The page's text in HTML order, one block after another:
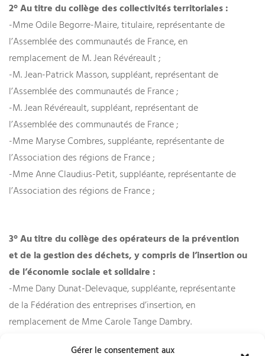
Gérer le consentement aux
2° Au titre du collège des collectivités territoriales :
-Mme Odile Begorre-Maire, titulaire, représentante de
l’Assemblée des communautés de France, en
remplacement de M. Jean Révéreault ;
-M. Jean-Patrick Masson, suppléant, représentant de
l’Assemblée des communautés de France ;
-M. Jean Révéreault, suppléant, représentant de
l’Assemblée des communautés de France ;
-Mme Maryse Combres, suppléante, représentante de
l’Association des régions de France ;
-Mme Anne Claudius-Petit, suppléante, représentante de
l’Association des régions de France ;
3° Au titre du collège des opérateurs de la prévention
et de la gestion des déchets, y compris de l’insertion ou
de l’économie sociale et solidaire :
-Mme Dany Dunat-Delevaque, suppléante, représentante
de la Fédération des entreprises d’insertion, en
remplacement de Mme Carole Tange Dambry.